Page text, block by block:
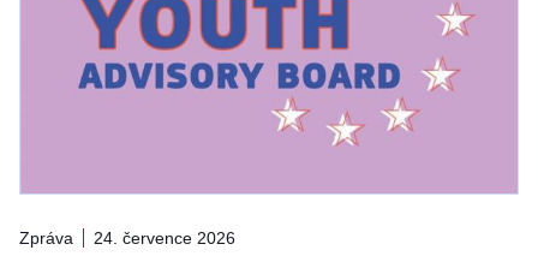
Zpráva 24. července 2026